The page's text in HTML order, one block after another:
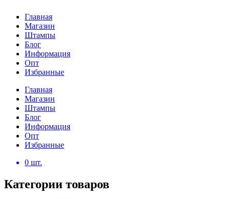
Главная
Магазин
Штампы
Блог
Информация
Опт
Избранные
Главная
Магазин
Штампы
Блог
Информация
Опт
Избранные
0 шт.
Категории товаров